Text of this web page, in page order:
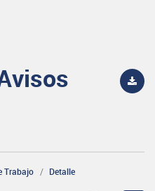
Trabajo Detalle